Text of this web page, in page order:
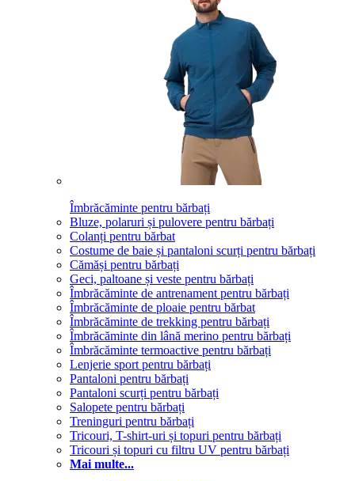
Îmbrăcăminte pentru bărbați
Bluze, polaruri și pulovere pentru bărbați
Colanți pentru bărbat
Costume de baie și pantaloni scurți pentru bărbați
Cămăși pentru bărbați
Geci, paltoane și veste pentru bărbați
Îmbrăcăminte de antrenament pentru bărbați
Îmbrăcăminte de ploaie pentru bărbat
Îmbrăcăminte de trekking pentru bărbați
Îmbrăcăminte din lână merino pentru bărbați
Îmbrăcăminte termoactive pentru bărbați
Lenjerie sport pentru bărbați
Pantaloni pentru bărbați
Pantaloni scurți pentru bărbați
Salopete pentru bărbați
Treninguri pentru bărbați
Tricouri, T-shirt-uri și topuri pentru bărbați
Tricouri și topuri cu filtru UV pentru bărbați
Mai multe...